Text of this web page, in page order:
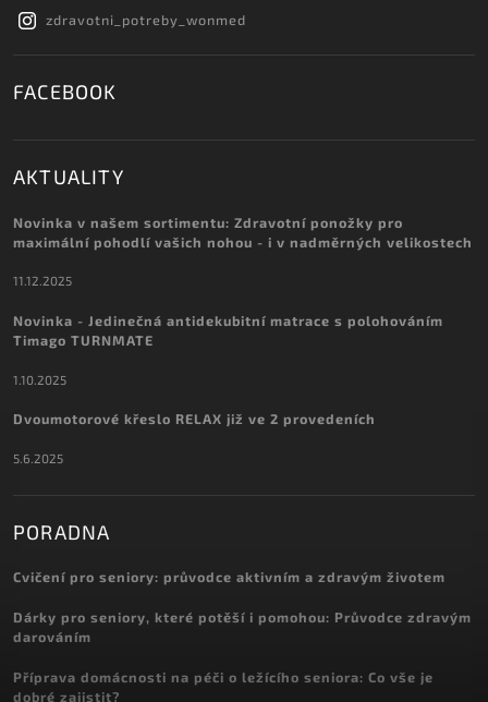
zdravotni_potreby_wonmed
FACEBOOK
AKTUALITY
Novinka v našem sortimentu: Zdravotní ponožky pro
maximální pohodlí vašich nohou - i v nadměrných velikostech
11.12.2025
Novinka - Jedinečná antidekubitní matrace s polohováním
Timago TURNMATE
1.10.2025
Dvoumotorové křeslo RELAX již ve 2 provedeních
5.6.2025
PORADNA
Cvičení pro seniory: průvodce aktivním a zdravým životem
Dárky pro seniory, které potěší i pomohou: Průvodce zdravým
darováním
Příprava domácnosti na péči o ležícího seniora: Co vše je
dobré zajistit?